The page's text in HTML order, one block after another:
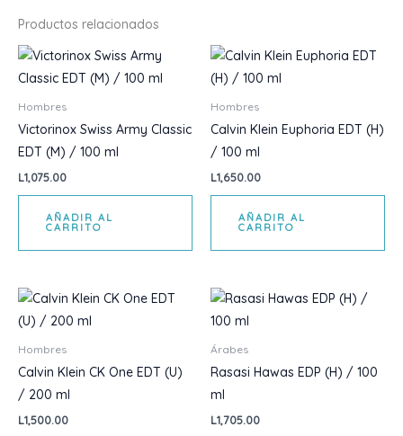
Productos relacionados
Hombres
Victorinox Swiss Army Classic
EDT (M) / 100 ml
L1,075.00
AÑADIR AL
CARRITO
Hombres
Calvin Klein Euphoria EDT (H)
/ 100 ml
L1,650.00
AÑADIR AL
CARRITO
Hombres
Calvin Klein CK One EDT (U)
/ 200 ml
L1,500.00
Árabes
Rasasi Hawas EDP (H) / 100
ml
L1,705.00